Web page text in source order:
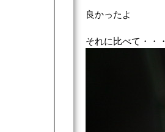
良かったよ
それに比べて・・・